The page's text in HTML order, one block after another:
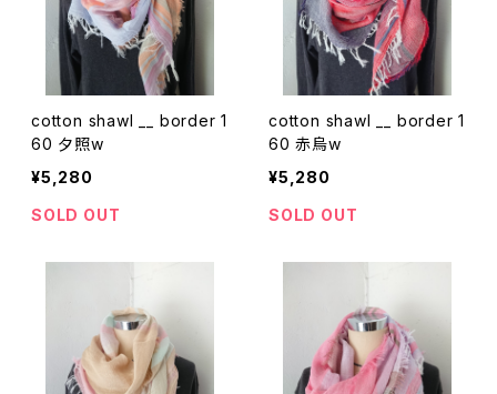
cotton shawl __ border 1
60 夕照w
¥5,280
SOLD OUT
cotton shawl __ border 1
60 赤烏w
¥5,280
SOLD OUT